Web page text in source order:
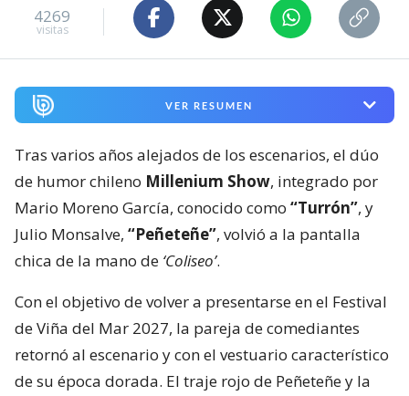
4269
visitas
VER RESUMEN
Tras varios años alejados de los escenarios, el dúo
de humor chileno Millenium Show, integrado por
Mario Moreno García, conocido como “Turrón”, y
Julio Monsalve, “Peñeteñe”, volvió a la pantalla
chica de la mano de ‘Coliseo’.
Con el objetivo de volver a presentarse en el Festival
de Viña del Mar 2027, la pareja de comediantes
retornó al escenario y con el vestuario característico
de su época dorada. El traje rojo de Peñeteñe y la